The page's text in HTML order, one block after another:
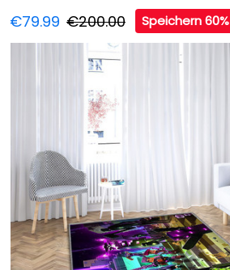
€79.99 €200.00 Speichern 60%